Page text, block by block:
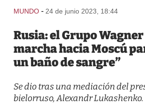
MUNDO - 24 de junio 2023, 18:44
Rusia: el Grupo
marcha hacia Moscú
un baño de sangre”
Se dio tras una mediación del
bielorruso, Alexandr Lukashenko.